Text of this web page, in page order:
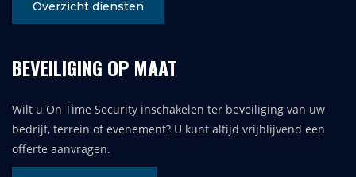
Overzicht diensten
BEVEILIGING OP MAAT
Wilt u On Time Security inschakelen ter beveiliging van uw
bedrijf, terrein of evenement? U kunt altijd vrijblijvend een
offerte aanvragen.